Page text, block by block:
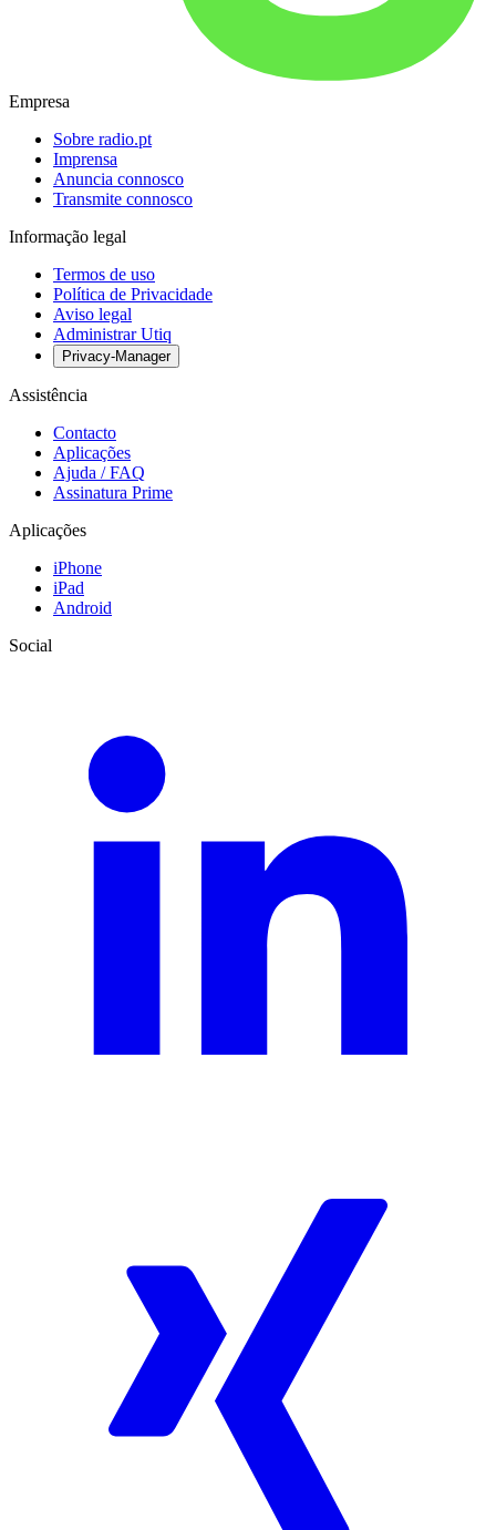
Empresa
Sobre radio.pt
Imprensa
Anuncia connosco
Transmite connosco
Informação legal
Termos de uso
Política de Privacidade
Aviso legal
Administrar Utiq
Privacy-Manager
Assistência
Contacto
Aplicações
Ajuda / FAQ
Assinatura Prime
Aplicações
iPhone
iPad
Android
Social